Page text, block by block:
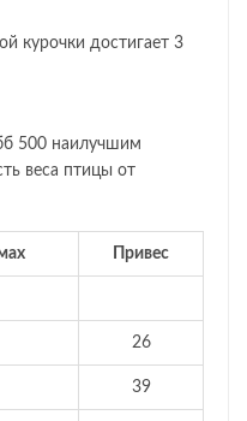
курочки достигает 3
500 наилучшим
веса птицы от
Привес
26
39